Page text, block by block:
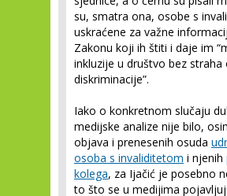
su, smatra ona, osobe s
uskraćene za važne
Zakonu koji ih štiti i daje im
inkluzije u društvo bez straha
diskriminacije”.
Iako o konkretnom slučaju
medijske analize nije bilo,
objava i prenesenih osuda
osoba s invaliditetom i njenih
kolega, za Ijačić je posebno
to što se u medijima